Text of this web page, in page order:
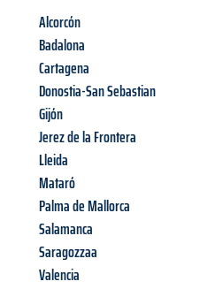
Alcorcón
Badalona
Cartagena
Donostia-San Sebastian
Gijón
Jerez de la Frontera
Lleida
Mataró
Palma de Mallorca
Salamanca
Saragozzaa
Valencia